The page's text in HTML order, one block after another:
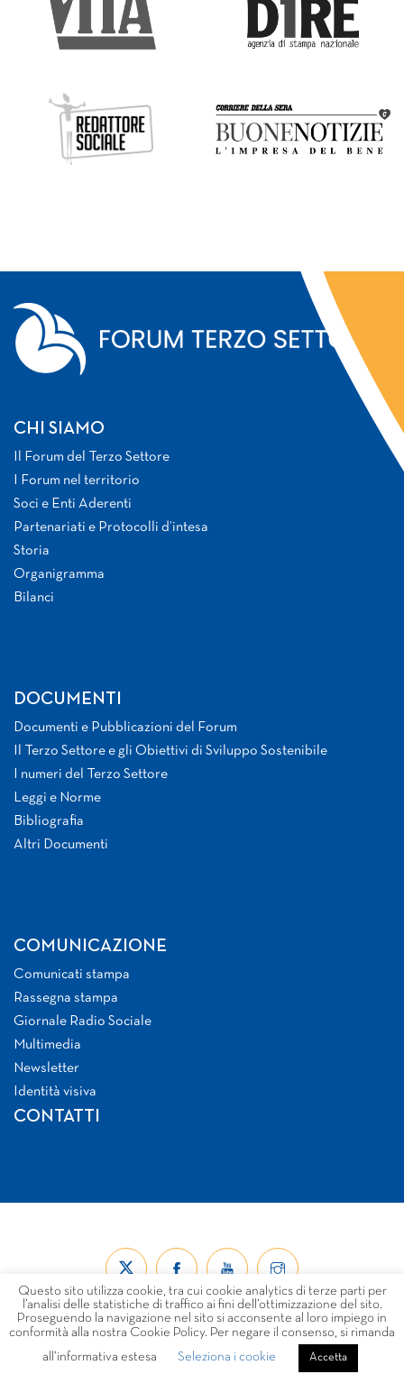
CHI SIAMO
Il Forum del Terzo Settore
I Forum nel territorio
Soci e Enti Aderenti
Partenariati e Protocolli d’intesa
Storia
Organigramma
Bilanci
DOCUMENTI
Documenti e Pubblicazioni del Forum
Il Terzo Settore e gli Obiettivi di Sviluppo Sostenibile
I numeri del Terzo Settore
Leggi e Norme
Bibliografia
Altri Documenti
COMUNICAZIONE
Comunicati stampa
Rassegna stampa
Giornale Radio Sociale
Multimedia
Newsletter
Identità visiva
CONTATTI
© Forum Nazionale del Terzo Settore ETS 2026
Questo sito utilizza cookie, tra cui cookie analytics di terze parti per
l’analisi delle statistiche di traffico ai fini dell’ottimizzazione del sito.
Proseguendo la navigazione nel sito si acconsente al loro impiego in
conformità alla nostra Cookie Policy. Per negare il consenso, si rimanda
all’informativa estesa
Seleziona i cookie Accetta